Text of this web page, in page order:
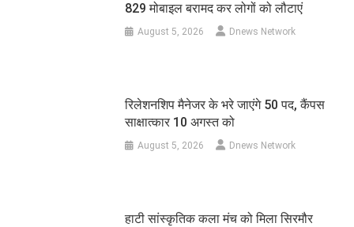
829 मोबाइल बरामद कर लोगों को लौटाएं
August 5, 2026 Dnews Network
रिलेशनशिप मैनेजर के भरे जाएंगे 50 पद, कैंपस
साक्षात्कार 10 अगस्त को
August 5, 2026 Dnews Network
हाटी सांस्कृतिक कला मंच को मिला सिरमौर